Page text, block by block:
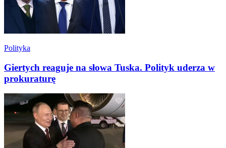
Polityka
Giertych reaguje na słowa Tuska. Polityk uderza w
prokuraturę